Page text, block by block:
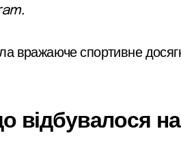
вражаюче спортивне
відбувалося на